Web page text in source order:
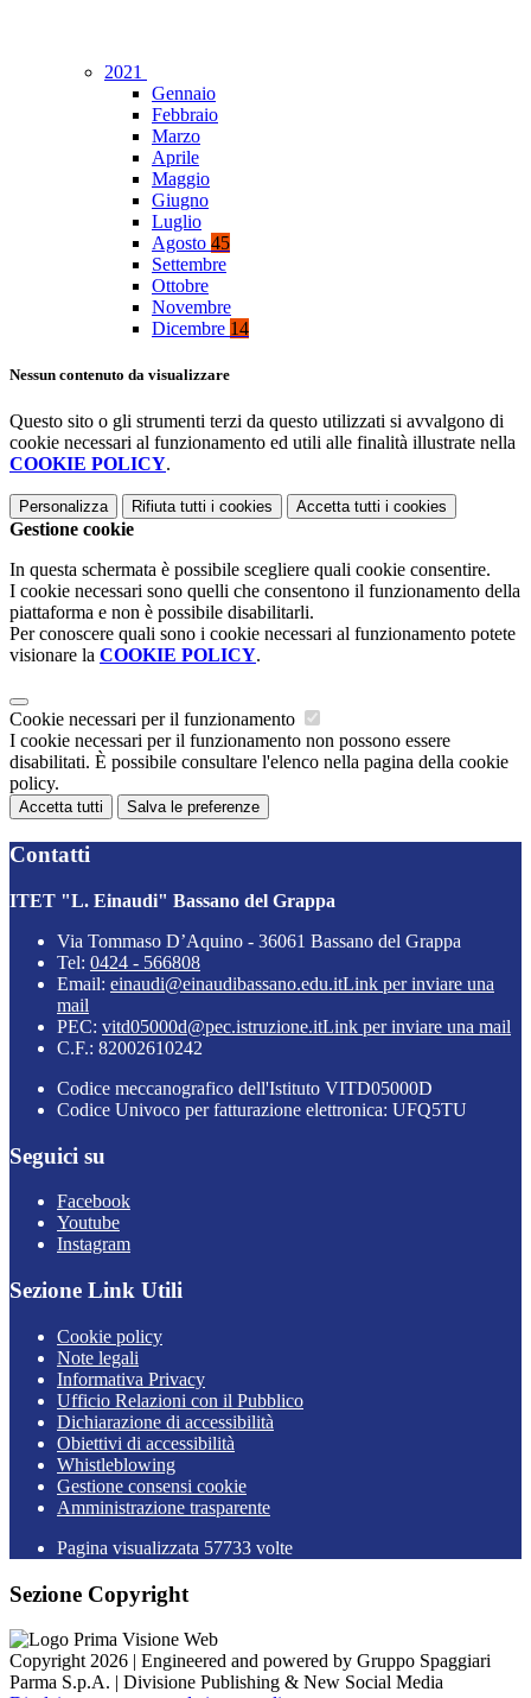
2021
Gennaio
Febbraio
Marzo
Aprile
Maggio
Giugno
Luglio
Agosto 45
Settembre
Ottobre
Novembre
Dicembre 14
Nessun contenuto da visualizzare
Questo sito o gli strumenti terzi da questo utilizzati si avvalgono di
cookie necessari al funzionamento ed utili alle finalità illustrate nella
COOKIE POLICY.
Personalizza Rifiuta tutti i cookies Accetta tutti i cookies
Gestione cookie
In questa schermata è possibile scegliere quali cookie consentire.
I cookie necessari sono quelli che consentono il funzionamento della
piattaforma e non è possibile disabilitarli.
Per conoscere quali sono i cookie necessari al funzionamento potete
visionare la COOKIE POLICY.
Cookie necessari per il funzionamento
I cookie necessari per il funzionamento non possono essere
disabilitati. È possibile consultare l'elenco nella pagina della cookie
policy.
Accetta tutti Salva le preferenze
Contatti
ITET "L. Einaudi" Bassano del Grappa
Via Tommaso D’Aquino - 36061 Bassano del Grappa
Tel: 0424 - 566808
Email: einaudi@einaudibassano.edu.itLink per inviare una
mail
PEC: vitd05000d@pec.istruzione.itLink per inviare una mail
C.F.: 82002610242
Codice meccanografico dell'Istituto VITD05000D
Codice Univoco per fatturazione elettronica: UFQ5TU
Seguici su
Facebook
Youtube
Instagram
Sezione Link Utili
Cookie policy
Note legali
Informativa Privacy
Ufficio Relazioni con il Pubblico
Dichiarazione di accessibilità
Obiettivi di accessibilità
Whistleblowing
Gestione consensi cookie
Amministrazione trasparente
Pagina visualizzata 57733 volte
Sezione Copyright
Copyright 2026 | Engineered and powered by Gruppo Spaggiari
Parma S.p.A. | Divisione Publishing & New Social Media